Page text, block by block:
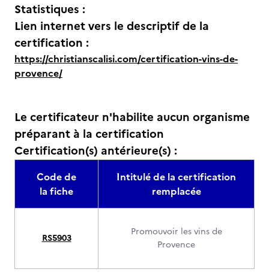
Statistiques :
Lien internet vers le descriptif de la
certification :
https://christianscalisi.com/certification-vins-de-
provence/
Le certificateur n'habilite aucun organisme
préparant à la certification
Certification(s) antérieure(s) :
Code de
la fiche
Intitulé de la certification
remplacée
RS5903
Promouvoir les vins de
Provence